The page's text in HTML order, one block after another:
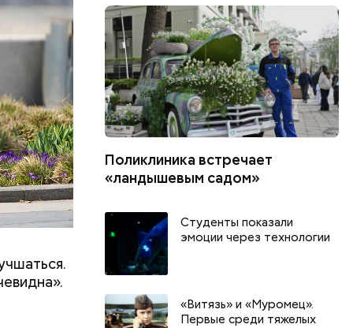
Поликлиника встречает
«ландышевым садом»
Студенты показали
эмоции через технологии
«Витязь» и «Муромец».
Первые среди тяжелых